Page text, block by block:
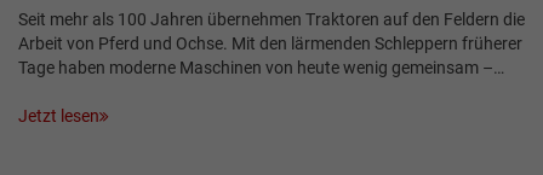
Seit mehr als 100 Jahren übernehmen Traktoren auf den Feldern die
Arbeit von Pferd und Ochse. Mit den lärmenden Schleppern früherer
Tage haben moderne Maschinen von heute wenig gemeinsam –…
Jetzt lesen